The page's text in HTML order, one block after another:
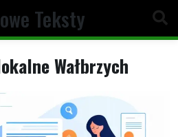
Teksty
Wałbrzych